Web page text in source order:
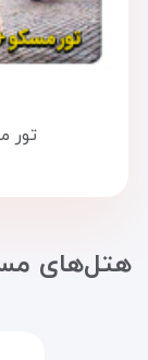
تور
هتل‌های